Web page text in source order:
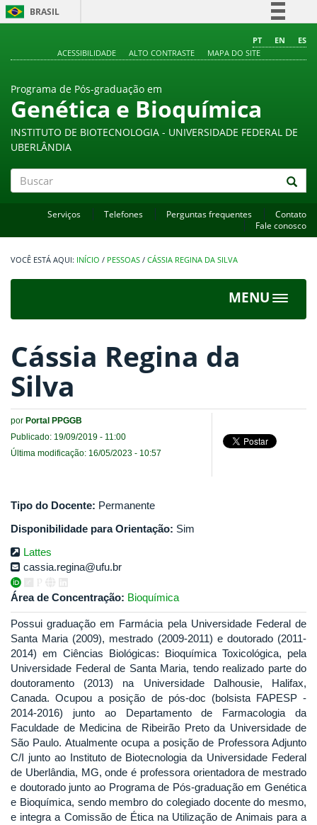
BRASIL
Comunica BR
Acesso à informação
Legislação
PT EN
ES
ACESSIBILIDADE
ALTO CONTRASTE MAPA DO SITE
Programa de Pós-graduação em
Genética e Bioquímica
INSTITUTO DE BIOTECNOLOGIA - UNIVERSIDADE FEDERAL DE
UBERLÂNDIA
Serviços Telefones Perguntas frequentes
Contato
Fale conosco
INÍCIO / PESSOAS / CÁSSIA REGINA DA SILVA
MENU
Toggle
Cássia Regina da
Silva
por Portal PPGGB
Publicado: 19/09/2019 - 11:00
Última modificação: 16/05/2023 - 10:57
Tipo do Docente: Permanente
Disponibilidade para Orientação: Sim
Lattes
cassia.regina@ufu.br
Área de Concentração: Bioquímica
Possui graduação em Farmácia pela Universidade Federal de
Santa Maria (2009), mestrado (2009-2011) e doutorado (2011-
2014) em Ciências Biológicas: Bioquímica Toxicológica, pela
Universidade Federal de Santa Maria, tendo realizado parte do
doutoramento (2013) na Universidade Dalhousie, Halifax,
Canada. Ocupou a posição de pós-doc (bolsista FAPESP -
2014-2016) junto ao Departamento de Farmacologia da
Faculdade de Medicina de Ribeirão Preto da Universidade de
São Paulo. Atualmente ocupa a posição de Professora Adjunto
C/I junto ao Instituto de Biotecnologia da Universidade Federal
de Uberlândia, MG, onde é professora orientadora de mestrado
e doutorado junto ao Programa de Pós-graduação em Genética
e Bioquímica, sendo membro do colegiado docente do mesmo,
e integra a Comissão de Ética na Utilização de Animais para a